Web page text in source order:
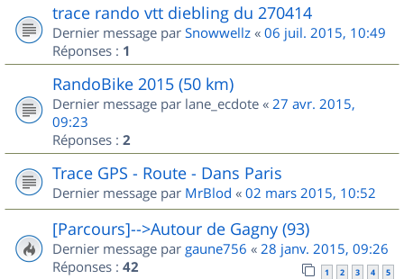
trace rando vtt diebling du 270414
Dernier message par Snowwellz « 06 juil. 2015, 10:49
Réponses : 1
RandoBike 2015 (50 km)
Dernier message par lane_ecdote « 27 avr. 2015,
09:23
Réponses : 2
Trace GPS - Route - Dans Paris
Dernier message par MrBlod « 02 mars 2015, 10:52
[Parcours]-->Autour de Gagny (93)
Dernier message par gaune756 « 28 janv. 2015, 09:26
Réponses : 42 1 2 3 4 5